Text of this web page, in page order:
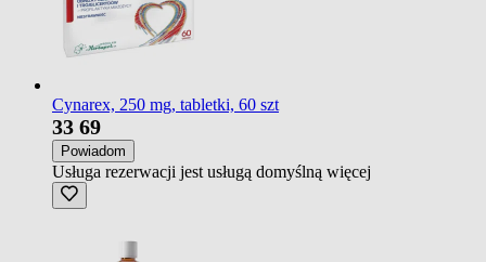
Cynarex, 250 mg, tabletki, 60 szt
33 69
Powiadom
Usługa rezerwacji jest usługą domyślną więcej